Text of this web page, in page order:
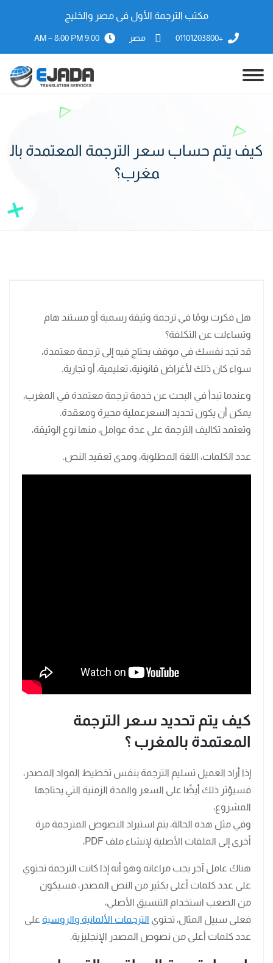
مكتب الترجمة الأول فى مصر والخليج
+01101203800 مصر 9:00 AM – 8:00 PM
كيف يتم حساب سعر الترجمة المعتمدة بال
مغرب؟
هل فكرت يومًا في ترجمة وثيقة رسمية أو مستند هام
وتساءلت عن التكلفة؟
قد تجد نفسك في موقف يحتاج فيه إلى ترجمة معتمدة،
سواء كان ذلك لأغراض قانونية، تعليمية، أو تجارية.
وعندما تبدأ في البحث عن خدمة ترجمة معتمدة في المغرب،
يمكن أن يكون تحديد السعرعملية محيرة ومعقدة.
وتعتمد تكاليف الترجمة على عدة عوامل، منها نوع الوثيقة،
عدد الكلمات، اللغة المطلوبة، ومدى تعقيد النص.
كيف يتم تحديد سعر الترجمة
المعتمدة بالمغرب ؟
إذا أراد العميل تسليم الترجمة بنفس تخطيط المواد المصدر،
فسيؤثر ذلك أيضًا على السعر والمدة الزمنية التي يحتاجها
المشروع،
وفي مثل هذه الحالة، يتم استيراد النصوص المترجمة مرة
أخرى إلى الملفات الأصلية لإنشاء ملف PDF،
هناك عامل آخر يجب مراعاته وهو أنه إذا كانت الترجمة تحتوي
على عدد كلمات أعلى بكثير من النص المصدر، فسيكون
من الصعب استخدام التنسيق الأصلي،
فعلى سبيل المثال، تحتوي الترجمات الألمانية والروسية على
عدد كلمات أعلى من نصوص المصدر الإنجليزية.